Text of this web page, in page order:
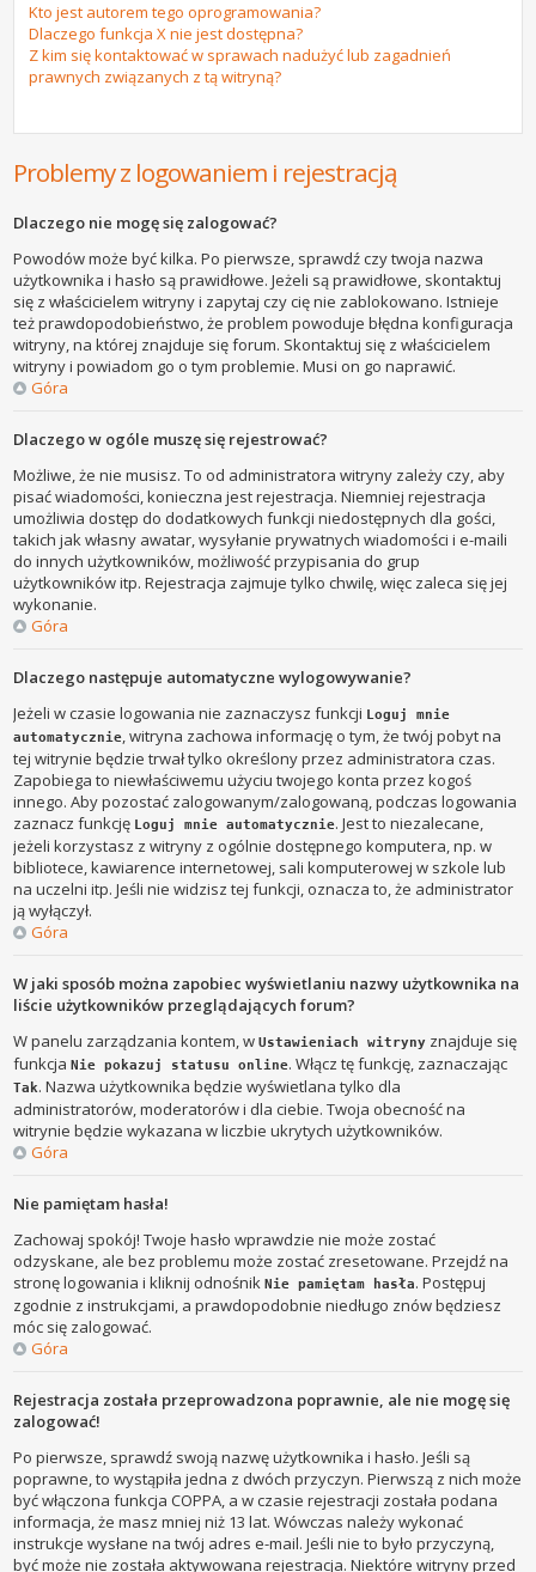
Kto jest autorem tego oprogramowania?
Dlaczego funkcja X nie jest dostępna?
Z kim się kontaktować w sprawach nadużyć lub zagadnień
prawnych związanych z tą witryną?
Problemy z logowaniem i rejestracją
Dlaczego nie mogę się zalogować?
Powodów może być kilka. Po pierwsze, sprawdź czy twoja nazwa
użytkownika i hasło są prawidłowe. Jeżeli są prawidłowe, skontaktuj
się z właścicielem witryny i zapytaj czy cię nie zablokowano. Istnieje
też prawdopodobieństwo, że problem powoduje błędna konfiguracja
witryny, na której znajduje się forum. Skontaktuj się z właścicielem
witryny i powiadom go o tym problemie. Musi on go naprawić.
Góra
Dlaczego w ogóle muszę się rejestrować?
Możliwe, że nie musisz. To od administratora witryny zależy czy, aby
pisać wiadomości, konieczna jest rejestracja. Niemniej rejestracja
umożliwia dostęp do dodatkowych funkcji niedostępnych dla gości,
takich jak własny awatar, wysyłanie prywatnych wiadomości i e-maili
do innych użytkowników, możliwość przypisania do grup
użytkowników itp. Rejestracja zajmuje tylko chwilę, więc zaleca się jej
wykonanie.
Góra
Dlaczego następuje automatyczne wylogowywanie?
Jeżeli w czasie logowania nie zaznaczysz funkcji Loguj mnie
automatycznie, witryna zachowa informację o tym, że twój pobyt na
tej witrynie będzie trwał tylko określony przez administratora czas.
Zapobiega to niewłaściwemu użyciu twojego konta przez kogoś
innego. Aby pozostać zalogowanym/zalogowaną, podczas logowania
zaznacz funkcję Loguj mnie automatycznie. Jest to niezalecane,
jeżeli korzystasz z witryny z ogólnie dostępnego komputera, np. w
bibliotece, kawiarence internetowej, sali komputerowej w szkole lub
na uczelni itp. Jeśli nie widzisz tej funkcji, oznacza to, że administrator
ją wyłączył.
Góra
W jaki sposób można zapobiec wyświetlaniu nazwy użytkownika na
liście użytkowników przeglądających forum?
W panelu zarządzania kontem, wUstawieniach witryny znajduje się
funkcjaNie pokazuj statusu online. Włącz tę funkcję, zaznaczając
Tak. Nazwa użytkownika będzie wyświetlana tylko dla
administratorów, moderatorów i dla ciebie. Twoja obecność na
witrynie będzie wykazana w liczbie ukrytych użytkowników.
Góra
Nie pamiętam hasła!
Zachowaj spokój! Twoje hasło wprawdzie nie może zostać
odzyskane, ale bez problemu może zostać zresetowane. Przejdź na
stronę logowania i kliknij odnośnikNie pamiętam hasła. Postępuj
zgodnie z instrukcjami, a prawdopodobnie niedługo znów będziesz
móc się zalogować.
Góra
Rejestracja została przeprowadzona poprawnie, ale nie mogę się
zalogować!
Po pierwsze, sprawdź swoją nazwę użytkownika i hasło. Jeśli są
poprawne, to wystąpiła jedna z dwóch przyczyn. Pierwszą z nich może
być włączona funkcja COPPA, a w czasie rejestracji została podana
informacja, że masz mniej niż 13 lat. Wówczas należy wykonać
instrukcje wysłane na twój adres e-mail. Jeśli nie to było przyczyną,
być może nie została aktywowana rejestracja. Niektóre witryny przed